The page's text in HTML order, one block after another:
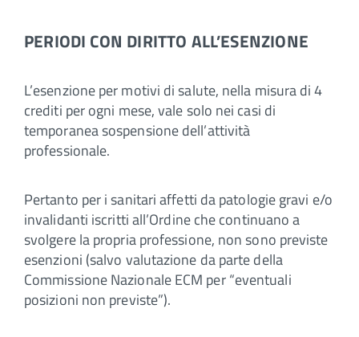
PERIODI CON DIRITTO ALL’ESENZIONE
L’esenzione per motivi di salute, nella misura di 4
crediti per ogni mese, vale solo nei casi di
temporanea sospensione dell’attività
professionale.
Pertanto per i sanitari affetti da patologie gravi e/o
invalidanti iscritti all’Ordine che continuano a
svolgere la propria professione, non sono previste
esenzioni (salvo valutazione da parte della
Commissione Nazionale ECM per “eventuali
posizioni non previste”).